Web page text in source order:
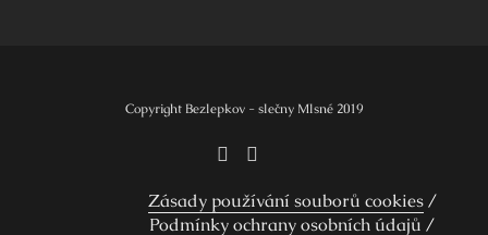
Copyright Bezlepkov - slečny Mlsné 2019
Zásady používání souborů cookies
Podmínky ochrany osobních údajů